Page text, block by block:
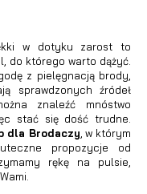
w dotyku zarost to
do którego warto dążyć.
z pielęgnacją brody,
sprawdzonych źródeł
znaleźć mnóstwo
stać się dość trudne.
dla Brodaczy, w którym
propozycje od
rękę na pulsie,